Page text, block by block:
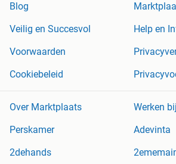
Blog
Veilig en Succesvol
Help en
Voorwaarden
Cookiebeleid
Over Marktplaats
Werken bij
Perskamer
Adevinta
2dehands